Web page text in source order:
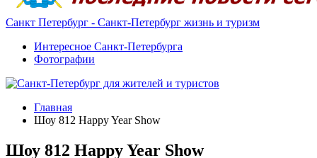
Санкт Петербург - Санкт-Петербург жизнь и туризм
Интересное Санкт-Петербурга
Фотографии
Главная
Шоу 812 Happy Year Show
Шоу 812 Happy Year Show